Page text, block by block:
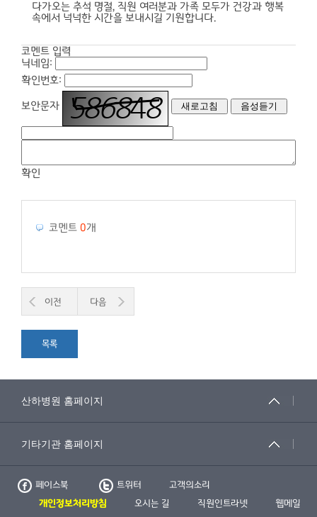
다가오는 추석 명절, 직원 여러분과 가족 모두가 건강과 행복
속에서 넉넉한 시간을 보내시길 기원합니다.
코멘트 입력
닉네임:
확인번호:
보안문자
확인
코멘트 0개
이전 다음
목록
페이스북 트위터
고객의소리
개인정보처리방침
오시는 길 직원인트라넷 웹메일